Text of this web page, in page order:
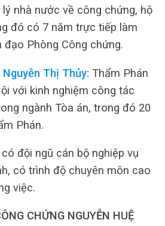
nhà nước về công chứng, hộ
đó có 7 năm trực tiếp làm
đạo Phòng Công chứng.
Thị Thủy: Thẩm Phán
với kinh nghiệm công tác
ngành Tòa án, trong đó 20
Phán.
đội ngũ cán bộ nghiệp vụ
có trình độ chuyên môn cao
việc.
CHỨNG NGUYỄN HUỆ